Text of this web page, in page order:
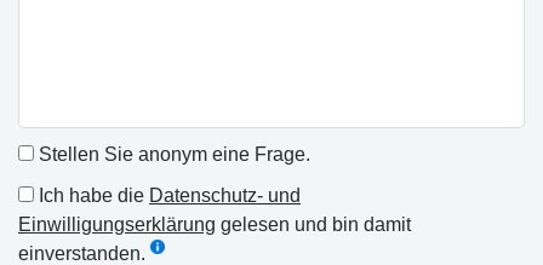
Stellen Sie anonym eine Frage.
Ich habe die Datenschutz- und
Einwilligungserklärung gelesen und bin damit
einverstanden.